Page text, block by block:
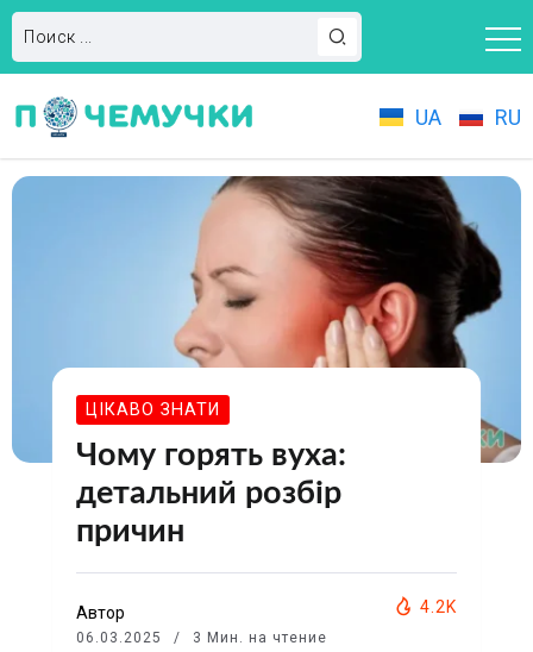
UA RU
ЦІКАВО ЗНАТИ
Чому горять вуха:
детальний розбір
причин
Автор
06.03.2025 3 Мин. на чтение
4.2K